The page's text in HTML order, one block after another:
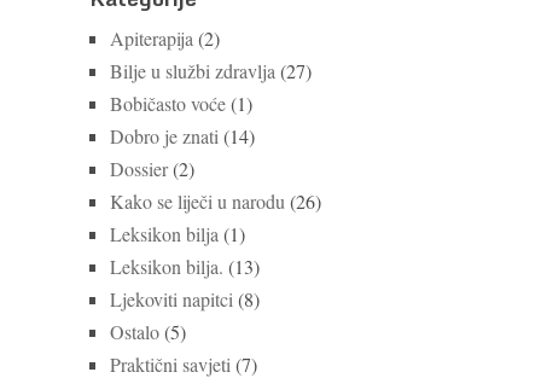
Apiterapija (2)
Bilje u službi zdravlja (27)
Bobičasto voće(1)
Dobro je znati (14)
Dossier(2)
Kako se liječi u narodu (26)
Leksikon bilja (1)
Leksikon bilja. (13)
Ljekoviti napitci (8)
Ostalo(5)
Praktični savjeti (7)